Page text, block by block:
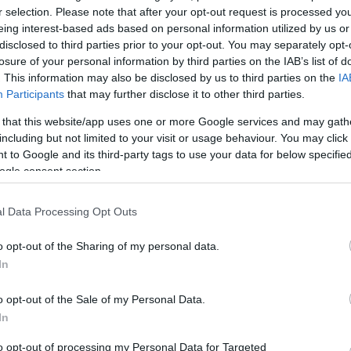
selection. Please note that after your opt-out request is processed
interest-based ads based on personal information utilized by us
to third parties prior to your opt-out. You may separately
of your personal information by third parties on the IAB’s list of
This information may also be disclosed by us to third parties on the
Participants that may further disclose it to other third parties.
that this website/app uses one or more Google services and may
but not limited to your visit or usage behaviour. You may
to Google and its third-party tags to use your data for below
consent section.
Data Processing Opt Outs
opt-out of the Sharing of my personal data.
opt-out of the Sale of my Personal Data.
opt-out of processing my Personal Data for Targeted
élményeiből
Egy gyermekkori meseélmény hatására rendezte
első egyszemélyes előadását a fiatal bábszínész,
Alma Virág.
Debrecenben
kisasszony című darabját állítják színpadra a